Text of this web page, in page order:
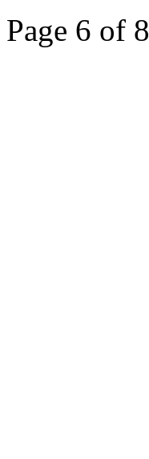
Page 6 of 8